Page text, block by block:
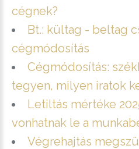
cégnek?
Bt.: kültag - beltag
cégmódosítás
Cégmódosítás:
tegyen, milyen iratok
Letiltás mértéke
vonhatnak le a
Végrehajtás